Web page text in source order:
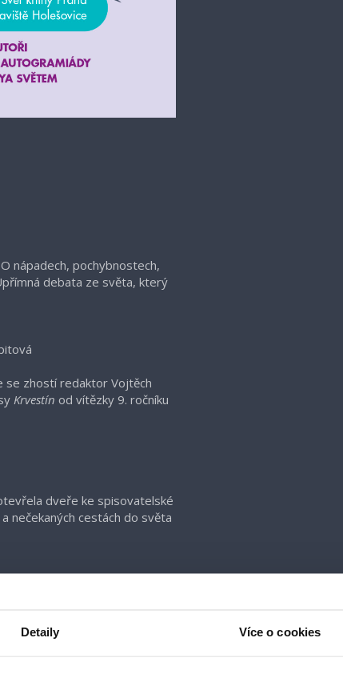
Detaily Více o cookies
nápadech, pochybnostech,
debata ze světa, který
se zhostí redaktor Vojtěch
Krvestín od vítězky 9. ročníku
dveře ke spisovatelské
nečekaných cestách do světa
čtenářům? Šéfredaktorka
– od první zmínky přes